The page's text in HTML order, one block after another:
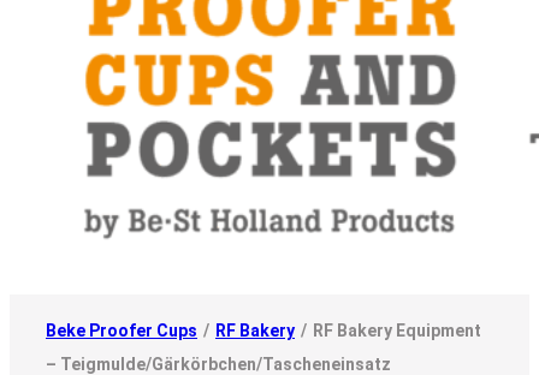
Beke Proofer Cups / RF Bakery / RF Bakery Equipment
– Teigmulde/Gärkörbchen/Tascheneinsatz